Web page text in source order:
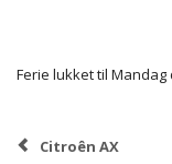
Ferie lukket til Mandag
Citroên AX